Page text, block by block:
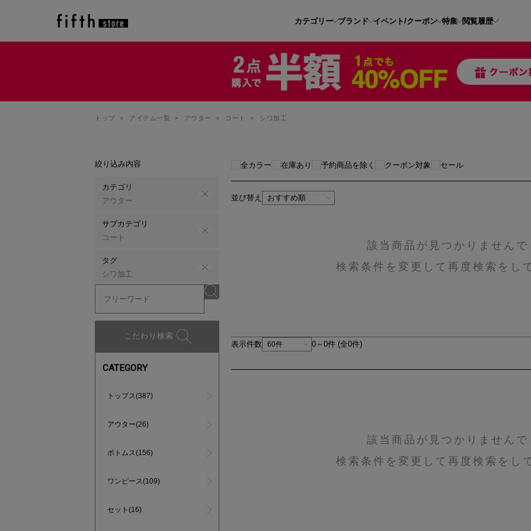
カテゴリー ブランド イベント/クーポン 特集 閲覧履歴
トップ > アイテム一覧 > アウター > コート > シワ加工
絞り込み内容
カテゴリ
アウター
サブカテゴリ
コート
タグ
シワ加工
こだわり検索
CATEGORY
トップス(387)
アウター(26)
ボトムス(156)
ワンピース(109)
セット(16)
全カラー 在庫あり 予約商品を除く クーポン対象 セール
並び替え
該当商品が見つかりませんで
検索条件を変更して再度検索をし
表示件数 0～0件 (全0件)
該当商品が見つかりませんで
検索条件を変更して再度検索をし